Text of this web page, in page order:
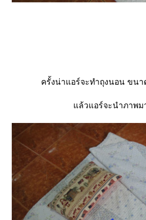
ครั้งน่าแอร์จะทำถุงนอน ขนา
ล้วแอร์จะนำภาพม